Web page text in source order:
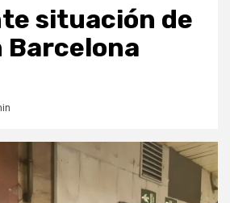
situación de
Barcelona